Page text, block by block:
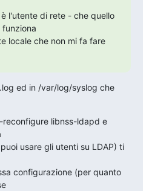
l'utente di rete - che quello
locale che non mi fa fare
ed in /var/log/syslog che
libnss-ldapd e
usare gli utenti su LDAP) ti
configurazione (per quanto